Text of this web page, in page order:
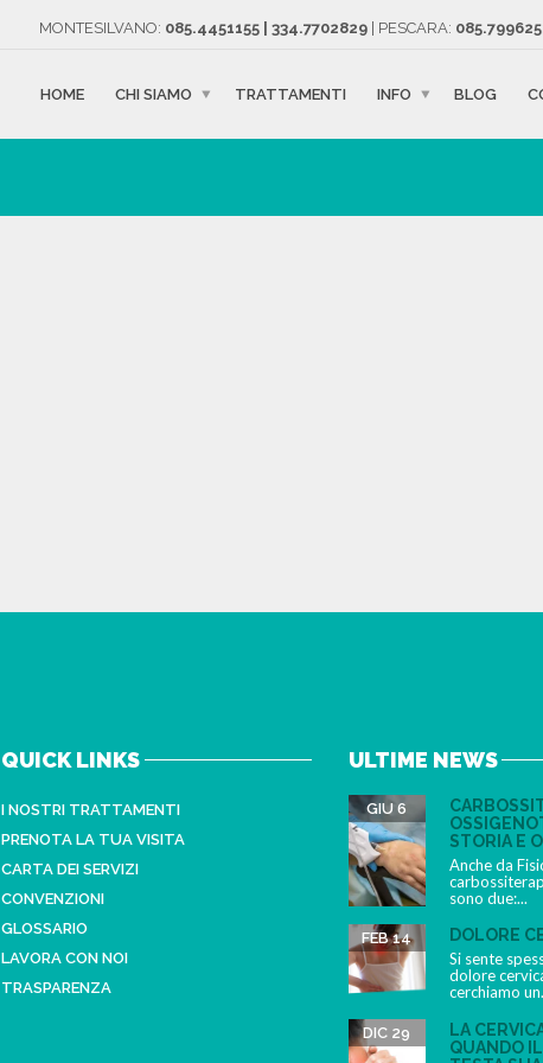
MONTESILVANO: 085.4451155 | 334.7702829 | PESCARA:
HOME CHI SIAMO TRATTAMENTI INFO BLOG
QUICK LINKS
I NOSTRI TRATTAMENTI
PRENOTA LA TUA VISITA
CARTA DEI SERVIZI
CONVENZIONI
GLOSSARIO
LAVORA CON NOI
TRASPARENZA
ULTIME NEWS
STORIA E
GIU 6
Anche da
sono due:...
DOLORE
FEB 14
Si sente
dolore
cerchiamo
LA
QUANDO
DIC 29